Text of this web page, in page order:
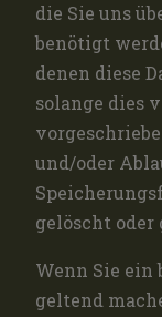
die Sie uns
benötigt
denen diese
solange dies
und/oder
gelöscht oder
Wenn Sie ein
geltend